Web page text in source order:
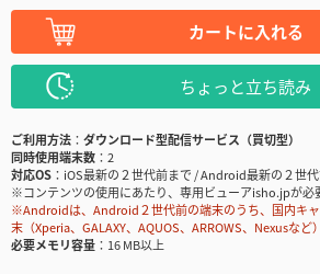
カートに入れる
ちょっと立ち読み
ご利用方法
ダウンロード型配信サービス（買切型）
同時使用端末数
2
対応OS
iOS最新の２世代前まで / Android最新の２世
※コンテンツの使用にあたり、専用ビューアisho.jpが必
※Androidは、Android２世代前の端末のうち、国内キ
末（Xperia、GALAXY、AQUOS、ARROWS、Nexusな
必要メモリ容量
16 MB以上